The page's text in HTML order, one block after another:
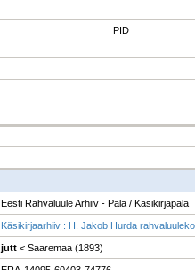
PID
Eesti Rahvaluule Arhiiv - Pala / Käsikirjapala
Käsikirjaarhiiv : H. Jakob Hurda
jutt < Saaremaa (1893)